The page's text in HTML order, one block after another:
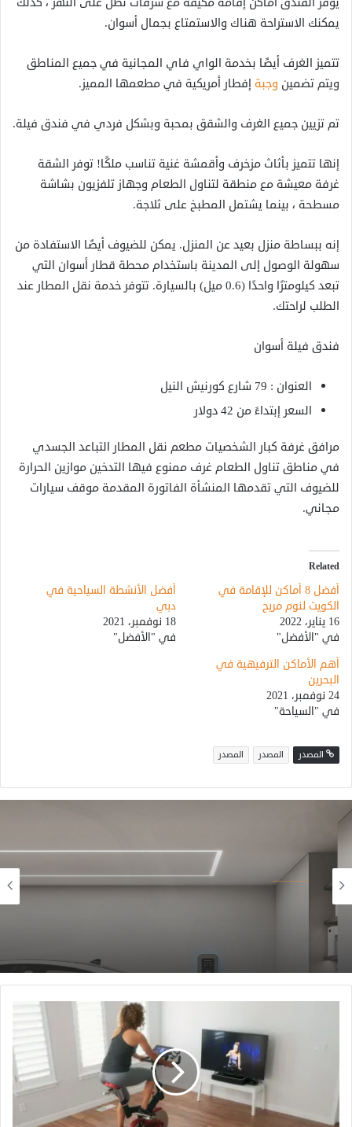
يمكنك الاستراحة هناك والاستمتاع بجمال أسوان.
تتميز الغرف أيضًا بخدمة الواي فاي المجانية في جميع المناطق
ويتم تضمين وجبةإفطار أمريكية في مطعمها المميز.
تم تزيين جميع الغرف والشقق بمحبة وبشكل فردي في فندق فيلة.
إنها تتميز بأثاث مزخرف وأقمشة غنية تناسب ملكًا! توفر الشقة
غرفة معيشة مع منطقة لتناول الطعام وجهاز تلفزيون بشاشة
مسطحة ، بينما يشتمل المطبخ على ثلاجة.
إنه ببساطة منزل بعيد عن المنزل. يمكن للضيوف أيضًا الاستفادة من
سهولة الوصول إلى المدينة باستخدام محطة قطار أسوان التي
تبعد كيلومترًا واحدًا (0.6 ميل) بالسيارة. تتوفر خدمة نقل المطار عند
الطلب لراحتك.
فندق فيلة أسوان
العنوان : 79 شارع كورنيش النيل
السعر إبتداءً من 42 دولار
مرافق غرفة كبار الشخصيات مطعم نقل المطار التباعد الجسدي
في مناطق تناول الطعام غرف ممنوع فيها التدخين موازين الحرارة
للضيوف التي تقدمها المنشأة الفاتورة المقدمة موقف سيارات
مجاني.
Related
أفضل 8 أماكن للإقامة في
الكويت لنوم مريح
16 يناير، 2022
في "الأفضل"
أفضل الأنشطة السياحية في
دبي
18 نوفمبر، 2021
في "الأفضل"
أهم الأماكن الترفيهية في
البحرين
24 نوفمبر، 2021
في "السياحة"
المصدر المصدر المصدر
الأفضل